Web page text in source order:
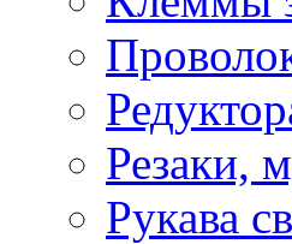
Резаки,
Рукава